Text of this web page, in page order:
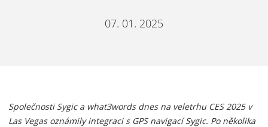
07. 01. 2025
Společnosti Sygic a what3words dnes na veletrhu CES 2025 v
Las Vegas oznámily integraci s GPS navigací Sygic. Po několika